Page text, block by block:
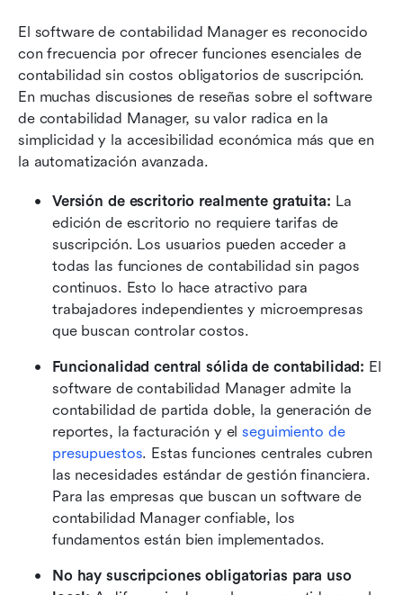
El software de contabilidad Manager es reconocido
con frecuencia por ofrecer funciones esenciales de
contabilidad sin costos obligatorios de suscripción.
En muchas discusiones de reseñas sobre el software
de contabilidad Manager, su valor radica en la
simplicidad y la accesibilidad económica más que en
la automatización avanzada.
Versión de escritorio realmente gratuita: La
edición de escritorio no requiere tarifas de
suscripción. Los usuarios pueden acceder a
todas las funciones de contabilidad sin pagos
continuos. Esto lo hace atractivo para
trabajadores independientes y microempresas
que buscan controlar costos.
Funcionalidad central sólida de contabilidad: El
software de contabilidad Manager admite la
contabilidad de partida doble, la generación de
reportes, la facturación y el seguimiento de
presupuestos. Estas funciones centrales cubren
las necesidades estándar de gestión financiera.
Para las empresas que buscan un software de
contabilidad Manager confiable, los
fundamentos están bien implementados.
No hay suscripciones obligatorias para uso